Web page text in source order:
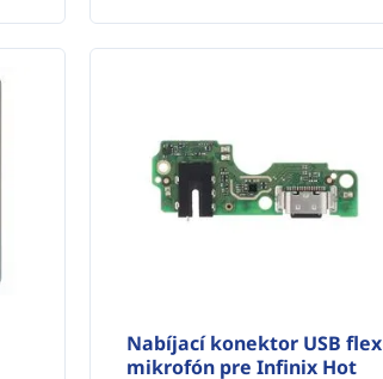
Nabíjací konektor USB flex
mikrofón pre Infinix Hot